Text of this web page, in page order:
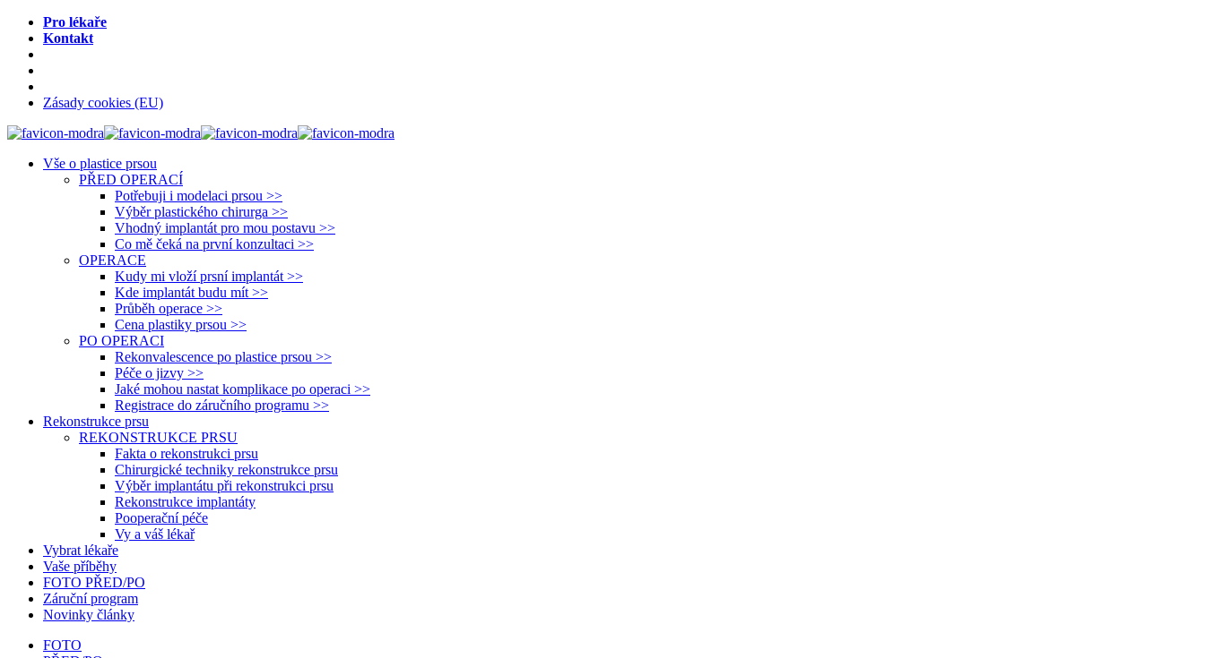
Pro lékaře
Kontakt
Zásady cookies (EU)
Vše o plastice prsou
PŘED OPERACÍ
Potřebuji i modelaci prsou >>
Výběr plastického chirurga >>
Vhodný implantát pro mou postavu >>
Co mě čeká na první konzultaci >>
OPERACE
Kudy mi vloží prsní implantát >>
Kde implantát budu mít >>
Průběh operace >>
Cena plastiky prsou >>
PO OPERACI
Rekonvalescence po plastice prsou >>
Péče o jizvy >>
Jaké mohou nastat komplikace po operaci >>
Registrace do záručního programu >>
Rekonstrukce prsu
REKONSTRUKCE PRSU
Fakta o rekonstrukci prsu
Chirurgické techniky rekonstrukce prsu
Výběr implantátu při rekonstrukci prsu
Rekonstrukce implantáty
Pooperační péče
Vy a váš lékař
Vybrat lékaře
Vaše příběhy
FOTO PŘED/PO
Záruční program
Novinky články
FOTO